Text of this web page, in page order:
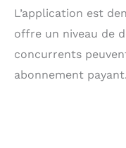
L’application est
offre un niveau de
concurrents
abonnement payant.